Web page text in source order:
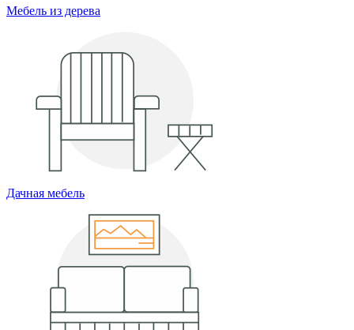
Мебель из дерева
Дачная мебель